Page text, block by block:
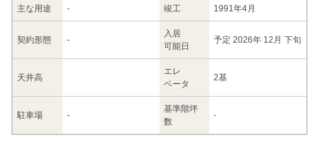
主な用途 - 竣工 1991年4月
契約形態 -
入居
可能日
予定 2026年 12月 下旬
天井高
エレ
ベータ
2基
駐車場 -
基準階坪
数
-